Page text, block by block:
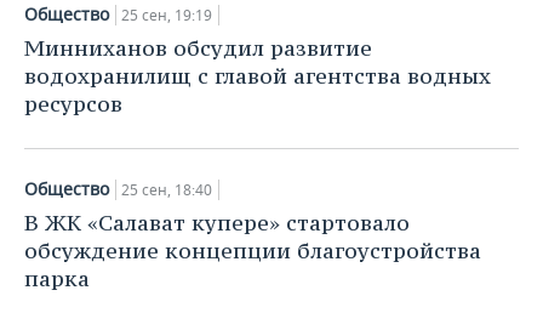
Общество 25 сен, 19:19
Минниханов обсудил развитие
водохранилищ с главой агентства водных
ресурсов
Общество 25 сен, 18:40
В ЖК «Салават купере» стартовало
обсуждение концепции благоустройства
парка